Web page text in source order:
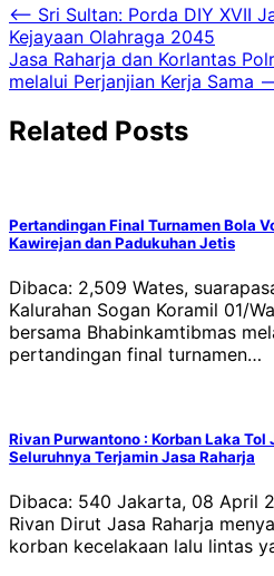
Navigasi
pos
⟵ Sri Sultan: Porda DIY XVII
Kejayaan Olahraga 2045
Jasa Raharja dan Korlantas
melalui Perjanjian Kerja Sama
Related Posts
Pertandingan Final Turnamen Bola
Kawirejan dan Padukuhan Jetis
Dibaca: 2,509 Wates,
Kalurahan Sogan Koramil 01/
bersama Bhabinkamtibmas
pertandingan final turnamen…
Rivan Purwantono : Korban Laka
Seluruhnya Terjamin Jasa Raharja
Dibaca: 540 Jakarta, 08 April
Rivan Dirut Jasa Raharja
korban kecelakaan lalu lintas